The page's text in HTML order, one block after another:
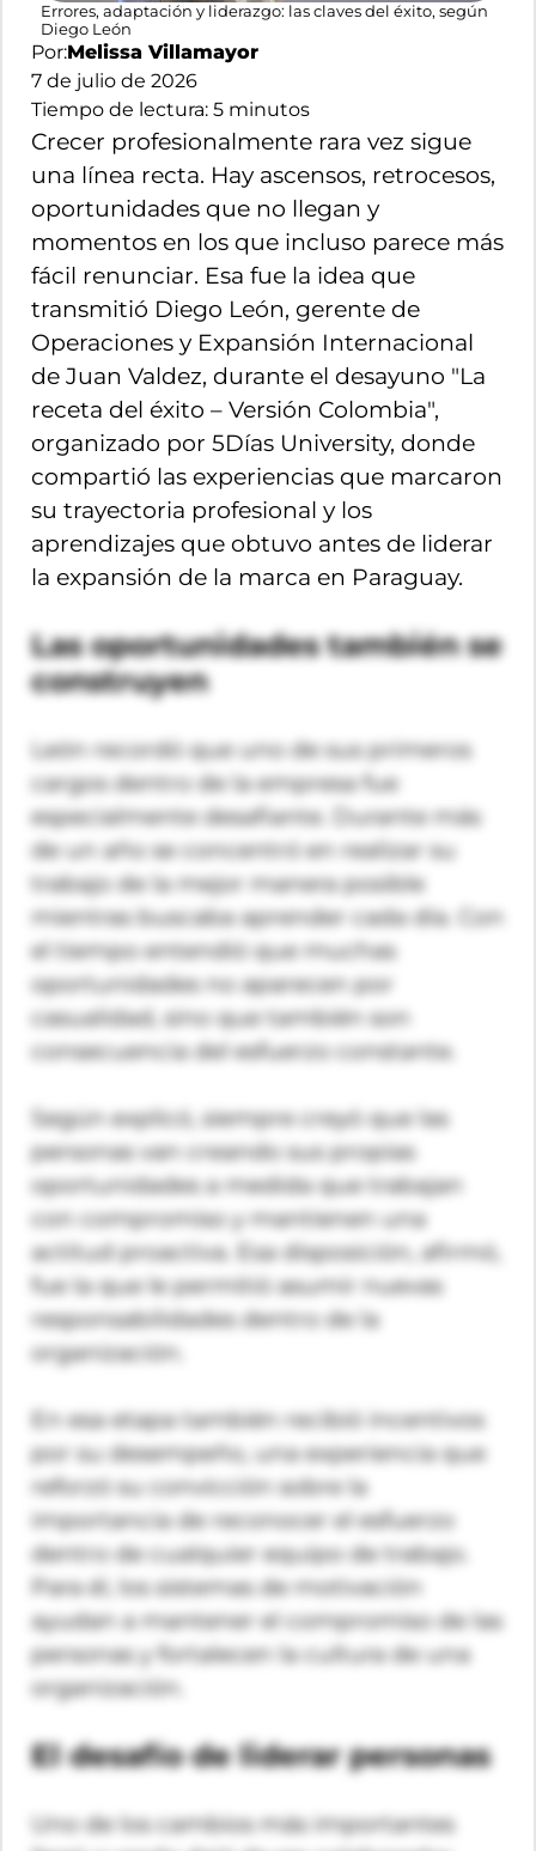
Errores, adaptación y liderazgo: las claves del éxito, según
Diego León
Por:Melissa Villamayor
7 de julio de 2026
Tiempo de lectura: 5 minutos
Crecer profesionalmente rara vez sigue
una línea recta. Hay ascensos, retrocesos,
oportunidades que no llegan y
momentos en los que incluso parece más
fácil renunciar. Esa fue la idea que
transmitió Diego León, gerente de
Operaciones y Expansión Internacional
de Juan Valdez, durante el desayuno "La
receta del éxito – Versión Colombia",
organizado por 5Días University, donde
compartió las experiencias que marcaron
su trayectoria profesional y los
aprendizajes que obtuvo antes de liderar
la expansión de la marca en Paraguay.
Las oportunidades también se
construyen
León recordó que uno de sus primeros
cargos dentro de la empresa fue
especialmente desafiante. Durante más
de un año se concentró en realizar su
trabajo de la mejor manera posible
mientras buscaba aprender cada día. Con
el tiempo entendió que muchas
oportunidades no aparecen por
casualidad, sino que también son
consecuencia del esfuerzo constante.
Según explicó, siempre creyó que las
personas van creando sus propias
oportunidades a medida que trabajan
con compromiso y mantienen una
actitud proactiva. Esa disposición, afirmó,
fue la que le permitió asumir nuevas
responsabilidades dentro de la
organización.
En esa etapa también recibió incentivos
por su desempeño, una experiencia que
reforzó su convicción sobre la
importancia de reconocer el esfuerzo
dentro de cualquier equipo de trabajo.
Para él, los sistemas de motivación
ayudan a mantener el compromiso de las
personas y fortalecen la cultura de una
organización.
El desafío de liderar personas
Uno de los cambios más importantes